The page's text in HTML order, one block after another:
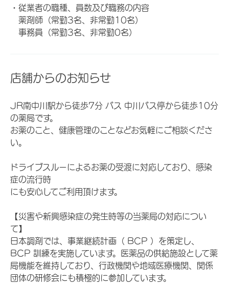
・従業者の職種、員数及び職務の内容
薬剤師（常勤3名、非常勤10名）
事務員（常勤3名、非常勤0名）
店舗からのお知らせ
JR南中川駅から徒歩7分 バス 中川バス停から徒歩10分
の薬局です。
お薬のこと、健康管理のことなどお気軽にご相談くださ
い。
ドライブスルーによるお薬の受渡に対応しており、感染
症の流行時
にも安心してご利用頂けます。
【災害や新興感染症の発生時等の当薬局の対応につい
て】
日本調剤では、事業継続計画（ BCP ）を策定し、
BCP 訓練を実施しています。医薬品の供給施設として薬
局機能を維持しており、行政機関や地域医療機関、関係
団体の研修会にも積極的に参加しています。